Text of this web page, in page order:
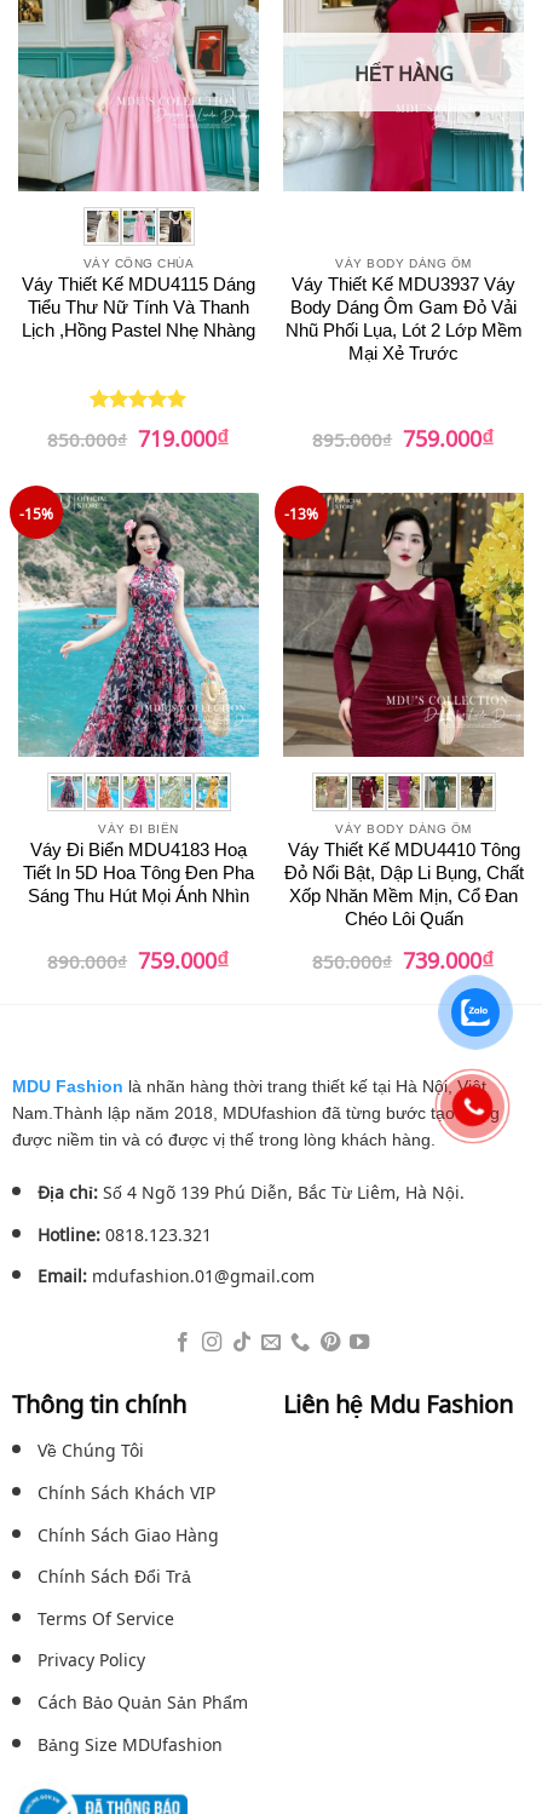
VÁY CÔNG CHÚA
Váy Thiết Kế MDU4115 Dáng
Tiểu Thư Nữ Tính Và Thanh
Lịch ,Hồng Pastel Nhẹ Nhàng
Được xếp
hạng
55
850.000₫ Giá
gốc
719.000₫Giá
hiện
719.000₫.
HẾT HÀNG
VÁY BODY DÁNG ÔM
Váy Thiết Kế MDU3937 Váy
Body Dáng Ôm Gam Đỏ Vải
Nhũ Phối Lụa, Lót 2 Lớp Mềm
Mại Xẻ Trước
895.000₫ Giá
gốc
759.000₫Giá
hiện
-15%
VÁY ĐI BIỂN
Váy Đi Biển MDU4183 Hoạ
Tiết In 5D Hoa Tông Đen Pha
Sáng Thu Hút Mọi Ánh Nhìn
890.000₫ Giá
gốc
759.000₫Giá
hiện
-13%
VÁY BODY DÁNG ÔM
Váy Thiết Kế MDU4410 Tông
Đỏ Nổi Bật, Dập Li Bụng, Chất
Xốp Nhăn Mềm Mịn, Cổ Đan
Chéo Lôi Quấn
850.000₫ Giá
gốc
850.000₫.
739.000₫Giá
hiện
tại
là:
MDU Fashion là nhãn hàng thời trang thiết kế tại Hà Nội, Việt
Nam.Thành lập năm 2018, MDUfashion đã từng bước tạo dựng
được niềm tin và có được vị thế trong lòng khách hàng.
Địa chỉ:Số 4 Ngõ 139 Phú Diễn, Bắc Từ Liêm, Hà Nội.
Hotline:0818.123.321
Email:mdufashion.01@gmail.com
Thông tin chính
Về Chúng Tôi
Chính Sách Khách VIP
Chính Sách Giao Hàng
Chính Sách Đổi Trả
Terms Of Service
Privacy Policy
Cách Bảo Quản Sản Phẩm
Bảng Size MDUfashion
Liên hệ Mdu Fashion